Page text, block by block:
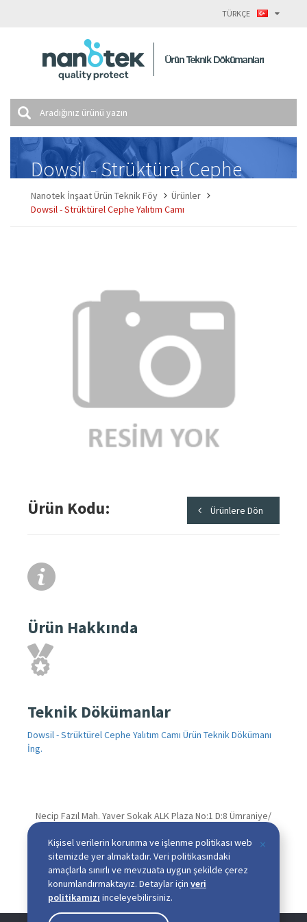
TÜRKÇE
Dowsil - Strüktürel Cephe
Yalıtım Camı
Nanotek İnşaat Ürün Teknik Föy
Ürünler
Dowsil - Strüktürel Cephe Yalıtım Camı
Ürün Kodu Ürünlere Dön
Ürün Hakkında
Teknik Dökümanlar
Dowsil - Strüktürel Cephe Yalıtım Camı Ürün Teknik Dökümanı
İng.
Necip Fazıl Mah. Yaver Sokak ALK Plaza No:1 D:8 Ümraniye/
+90 216 339 12 12 (Pbx)
+90 216 339 12 17
info@nanotekgrup.com
Kişisel verilerin korunma ve işlenme politikası web
sitemizde yer almaktadır. Veri politikasındaki
amaçlarla sınırlı ve mevzuata uygun şekilde çerez
konumlandırmaktayız. Detaylar için veri
politikamızı inceleyebilirsiniz.
×